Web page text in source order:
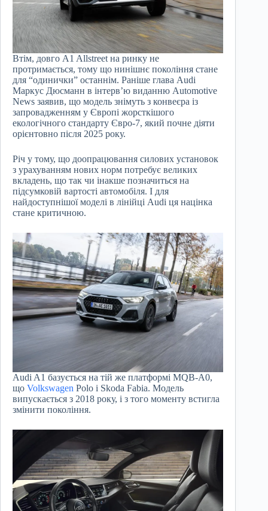
Втім, довго A1 Allstreet на ринку не
протримається, тому що нинішнє покоління стане
для “одинички” останнім. Раніше глава Audi
Маркус Дюсманн в інтерв’ю виданню Automotive
News заявив, що модель знімуть з конвеєра із
запровадженням у Європі жорсткішого
екологічного стандарту Євро-7, який почне діяти
орієнтовно після 2025 року.
Річ у тому, що доопрацювання силових установок
з урахуванням нових норм потребує великих
вкладень, що так чи інакше позначиться на
підсумковій вартості автомобіля. І для
найдоступнішої моделі в лінійці Audi ця націнка
стане критичною.
Audi A1 базується на тій же платформі MQB-A0,
що Volkswagen Polo і Skoda Fabia. Модель
випускається з 2018 року, і з того моменту встигла
змінити покоління.